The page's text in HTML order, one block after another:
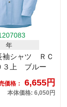
年
袖シャツ ＲＣ
３上 ブルー
価格： 6,655円
本体価格: 6,050円